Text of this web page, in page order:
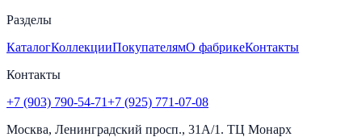
Разделы
КаталогКоллекцииПокупателямО фабрикеКонтакты
Контакты
+7 (903) 790-54-71+7 (925) 771-07-08
Москва, Ленинградский просп., 31А/1. ТЦ Монарх